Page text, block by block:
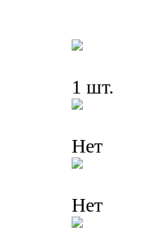
1 шт.
Нет
Нет